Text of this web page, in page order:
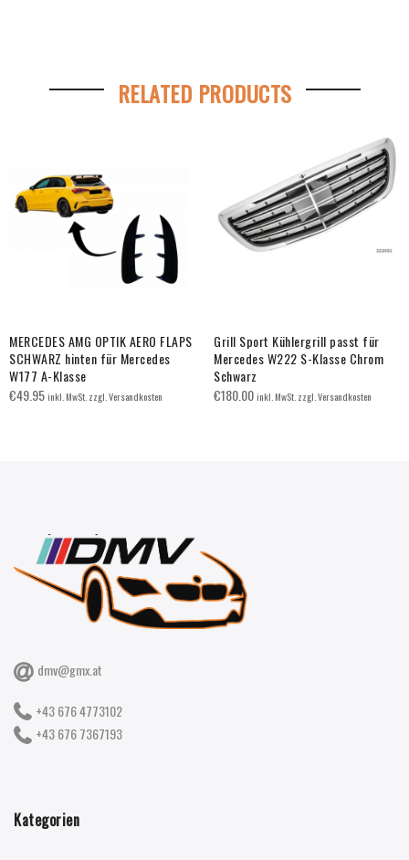
RELATED PRODUCTS
MERCEDES AMG OPTIK AERO FLAPS
SCHWARZ hinten für Mercedes
W177 A-Klasse
€49.95inkl. MwSt. zzgl. Versandkosten
Grill Sport Kühlergrill passt für
Mercedes W222 S-Klasse Chrom
Schwarz
€180.00inkl. MwSt. zzgl. Versandkosten
dmv@gmx.at
+43 676 4773102
+43 676 7367193
Kategorien